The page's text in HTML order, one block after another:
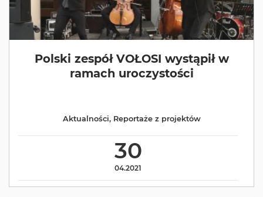
Polski zespół VOŁOSI wystąpił w
ramach uroczystości
30
04.2021
Aktualności, Reportaże z projektów